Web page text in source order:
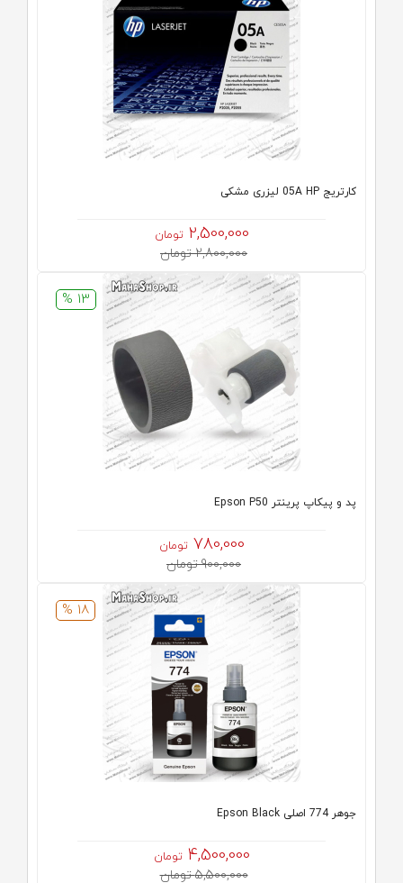
كارتريج 05A HP لیزری مشکی
2,500,000 تومان
2,800,000 تومان
13 %
پد و پیکاپ پرینتر Epson P50
780,000 تومان
900,000 تومان
18 %
جوهر 774 اصلی Epson Black
4,500,000 تومان
5,500,000 تومان